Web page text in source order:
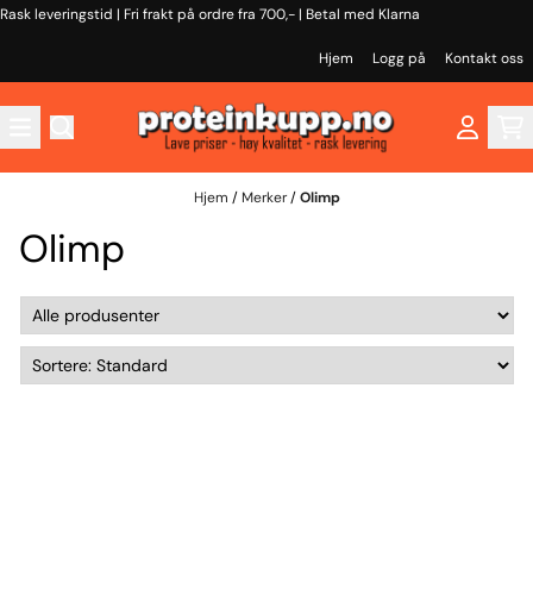
Hopp til innhold
Rask leveringstid | Fri frakt på ordre fra 700,- | Betal med Klarna
Hjem Logg på Kontakt oss
Hjem / Merker/Olimp
Olimp